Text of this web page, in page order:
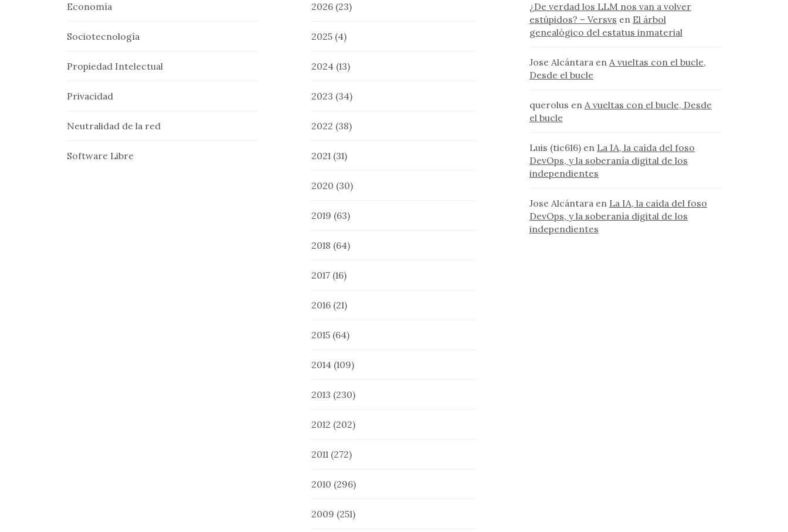
Economía
Sociotecnología
Propiedad Intelectual
Privacidad
Neutralidad de la red
Software Libre
2026 (23)
2025 (4)
2024 (13)
2023 (34)
2022 (38)
2021 (31)
2020 (30)
2019 (63)
2018 (64)
2017 (16)
2016 (21)
2015 (64)
2014 (109)
2013 (230)
2012 (202)
2011 (272)
2010 (296)
2009 (251)
¿De verdad los LLM nos van a volver
estúpidos? – Versvs en El árbol
genealógico del estatus inmaterial
Jose Alcántara en A vueltas con el bucle,
Desde el bucle
querolus en A vueltas con el bucle, Desde
el bucle
Luis (tic616) en La IA, la caída del foso
DevOps, y la soberanía digital de los
independientes
Jose Alcántara en La IA, la caída del foso
DevOps, y la soberanía digital de los
independientes